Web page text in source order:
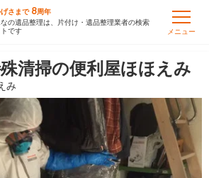
さまで 8周年
の遺品整理は、片付け・遺品整理業者の検索
です
メニュー
清掃の便利屋ほほえみ
み